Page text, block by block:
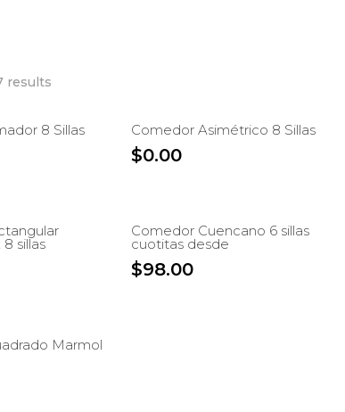
results
8 Sillas Comedor Asimétrico 8 Sillas
$0.00
sillas
Comedor Cuencano 6 sillas
cuotitas desde
$98.00
Marmol